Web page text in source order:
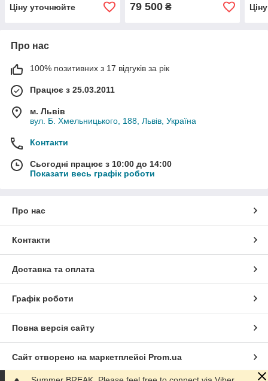
Ціну уточнюйте 79 500₴
Про нас
100% позитивних з 17 відгуків за рік
Працює з 25.03.2011
м. Львів
вул. Б. Хмельницького, 188, Львів, Україна
Контакти
Сьогодні працює з 10:00 до 14:00
Показати весь графік роботи
Про нас
Контакти
Доставка та оплата
Графік роботи
Повна версія сайту
Сайт створено на маркетплейсі Prom.ua